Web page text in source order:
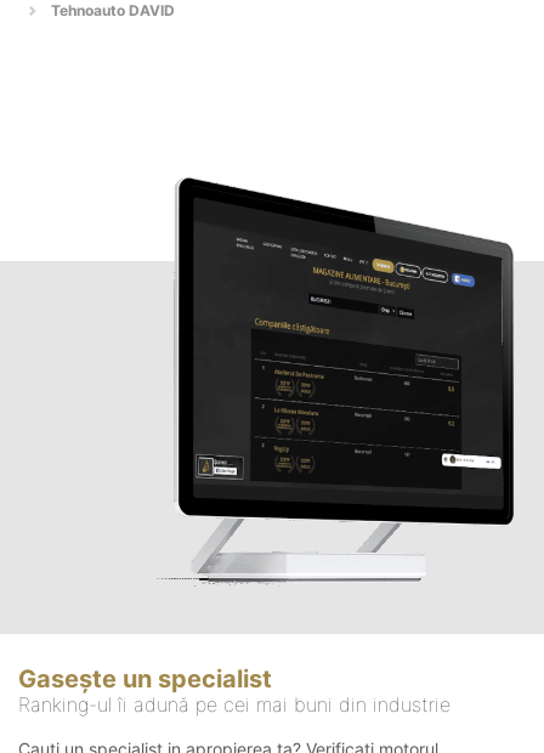
Tehnoauto DAVID
Gasește un specialist
Ranking-ul îi adună pe cei mai buni din industrie
Cauți un specialist in apropierea ta? Verificați motorul